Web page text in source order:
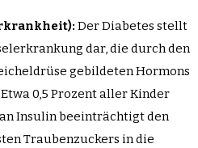
Der Diabetes stellt
dar, die durch den
gebildeten Hormons
0,5 Prozent aller Kinder
Insulin beeinträchtigt den
Traubenzuckers in die